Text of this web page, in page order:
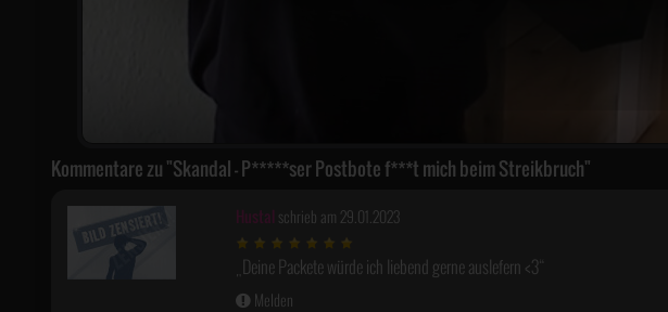
Kommentare zu "Skandal - P*****ser Postbote f***t mich beim Streikbruch"
Hustal schrieb am 29.01.2023
Deine Packete würde ich liebend gerne auslefern <3
Melden